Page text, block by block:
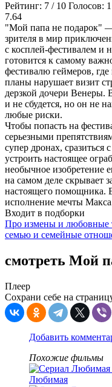
Рейтинг: 7 / 10 Голосов: 1
7.64
"Мой папа не подарок"
зрителя в мир
с косплей-фестивалем
готовится к самому
фестивалю геймеров,
планы нарушает визит
дерзкой дочери Венеры.
и не сбудется, но он не
любые риски.
Чтобы попасть на
серьезными
супер дронах,
устроить настоящее
необычное
на самом деле скрывает
настоящего помощника.
исполнение мечты
Входит в подборки
Про измены и любовные
семью и семейные
смотреть Мой
Плеер
Сохрани себе на
Добавить
Похожие фильмы
Любимая